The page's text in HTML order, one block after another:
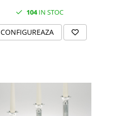
104IN STOC
CONFIGUREAZA